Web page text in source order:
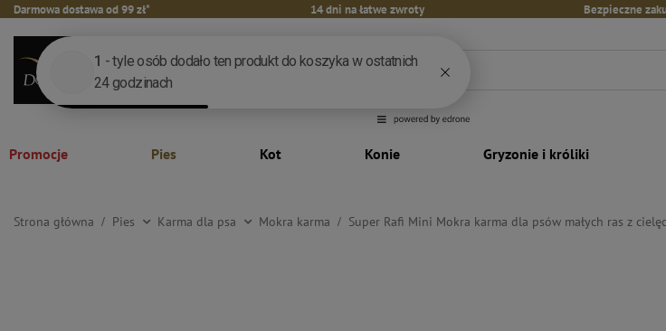
Darmowa dostawa od 99 zł* 14 dni na łatwe zwroty Bezpieczne
Promocje Pies Kot Konie Gryzonie i króliki
Strona główna Pies Karma dla psa Mokra karma Super Rafi Mini Mokra karma dla psów małych ras z